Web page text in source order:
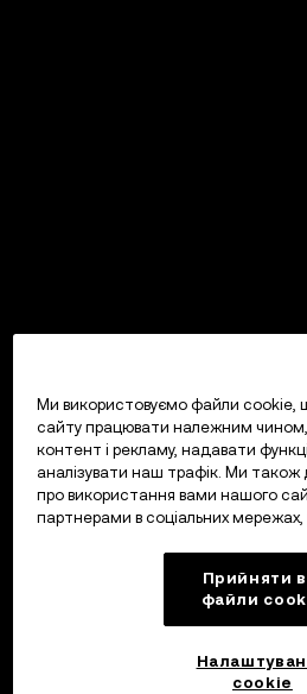
Ми використовуємо файли cookie,
сайту працювати належним чином,
контент і рекламу, надавати
аналізувати наш трафік. Ми також
про використання вами нашого
партнерами в соціальних мережах,
Прийняти
файли
cookie